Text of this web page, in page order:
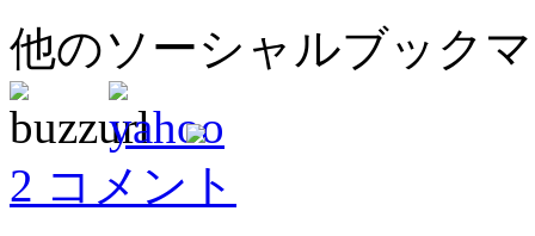
他のソーシャルブック
2 コメント